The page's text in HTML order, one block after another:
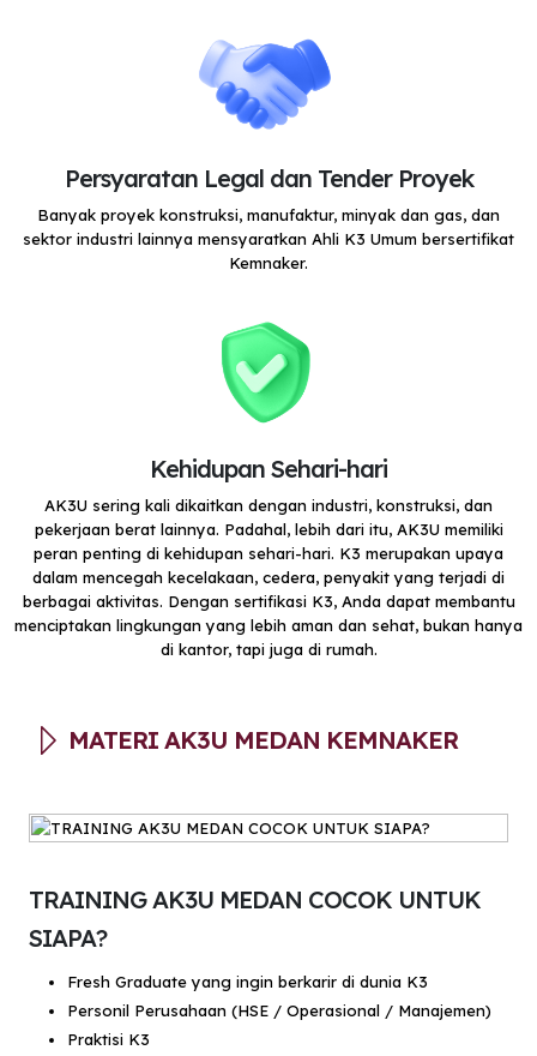
Persyaratan Legal dan Tender Proyek
Banyak proyek konstruksi, manufaktur, minyak dan gas, dan
sektor industri lainnya mensyaratkan Ahli K3 Umum bersertifikat
Kemnaker.
Kehidupan Sehari-hari
AK3U sering kali dikaitkan dengan industri, konstruksi, dan
pekerjaan berat lainnya. Padahal, lebih dari itu, AK3U memiliki
peran penting di kehidupan sehari-hari. K3 merupakan upaya
dalam mencegah kecelakaan, cedera, penyakit yang terjadi di
berbagai aktivitas. Dengan sertifikasi K3, Anda dapat membantu
menciptakan lingkungan yang lebih aman dan sehat, bukan hanya
di kantor, tapi juga di rumah.
MATERI AK3U MEDAN KEMNAKER
TRAINING AK3U MEDAN COCOK UNTUK
SIAPA?
Fresh Graduate yang ingin berkarir di dunia K3
Personil Perusahaan (HSE / Operasional / Manajemen)
Praktisi K3